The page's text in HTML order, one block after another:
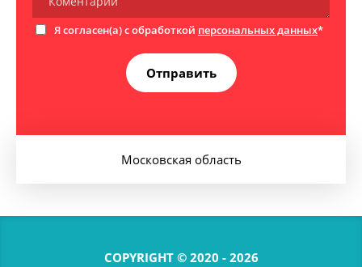
Я согласен(а) с обработкой персональных данных*
Отправить
Московская область
COPYRIGHT © 2020 - 2026